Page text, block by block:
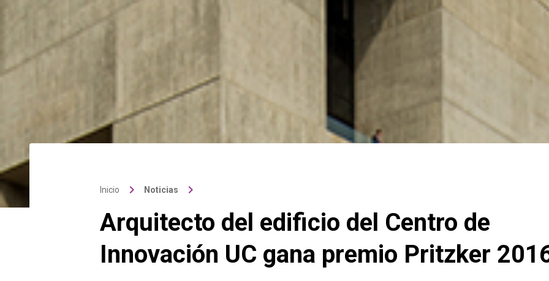
Inicio keyboard_arrow_right Noticias keyboard_arrow_right
Arquitecto del edificio del Centro de
Innovación UC gana premio Pritzker